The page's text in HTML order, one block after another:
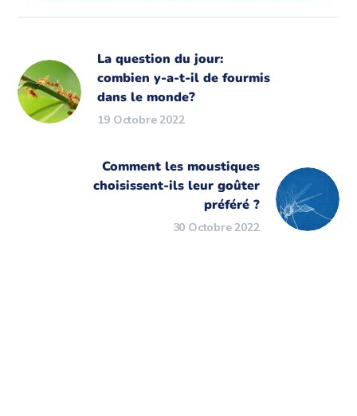
La question du jour:
combien y-a-t-il de fourmis
dans le monde?
19 Octobre 2022
Comment les moustiques
choisissent-ils leur goûter
préféré ?
30 Octobre 2022